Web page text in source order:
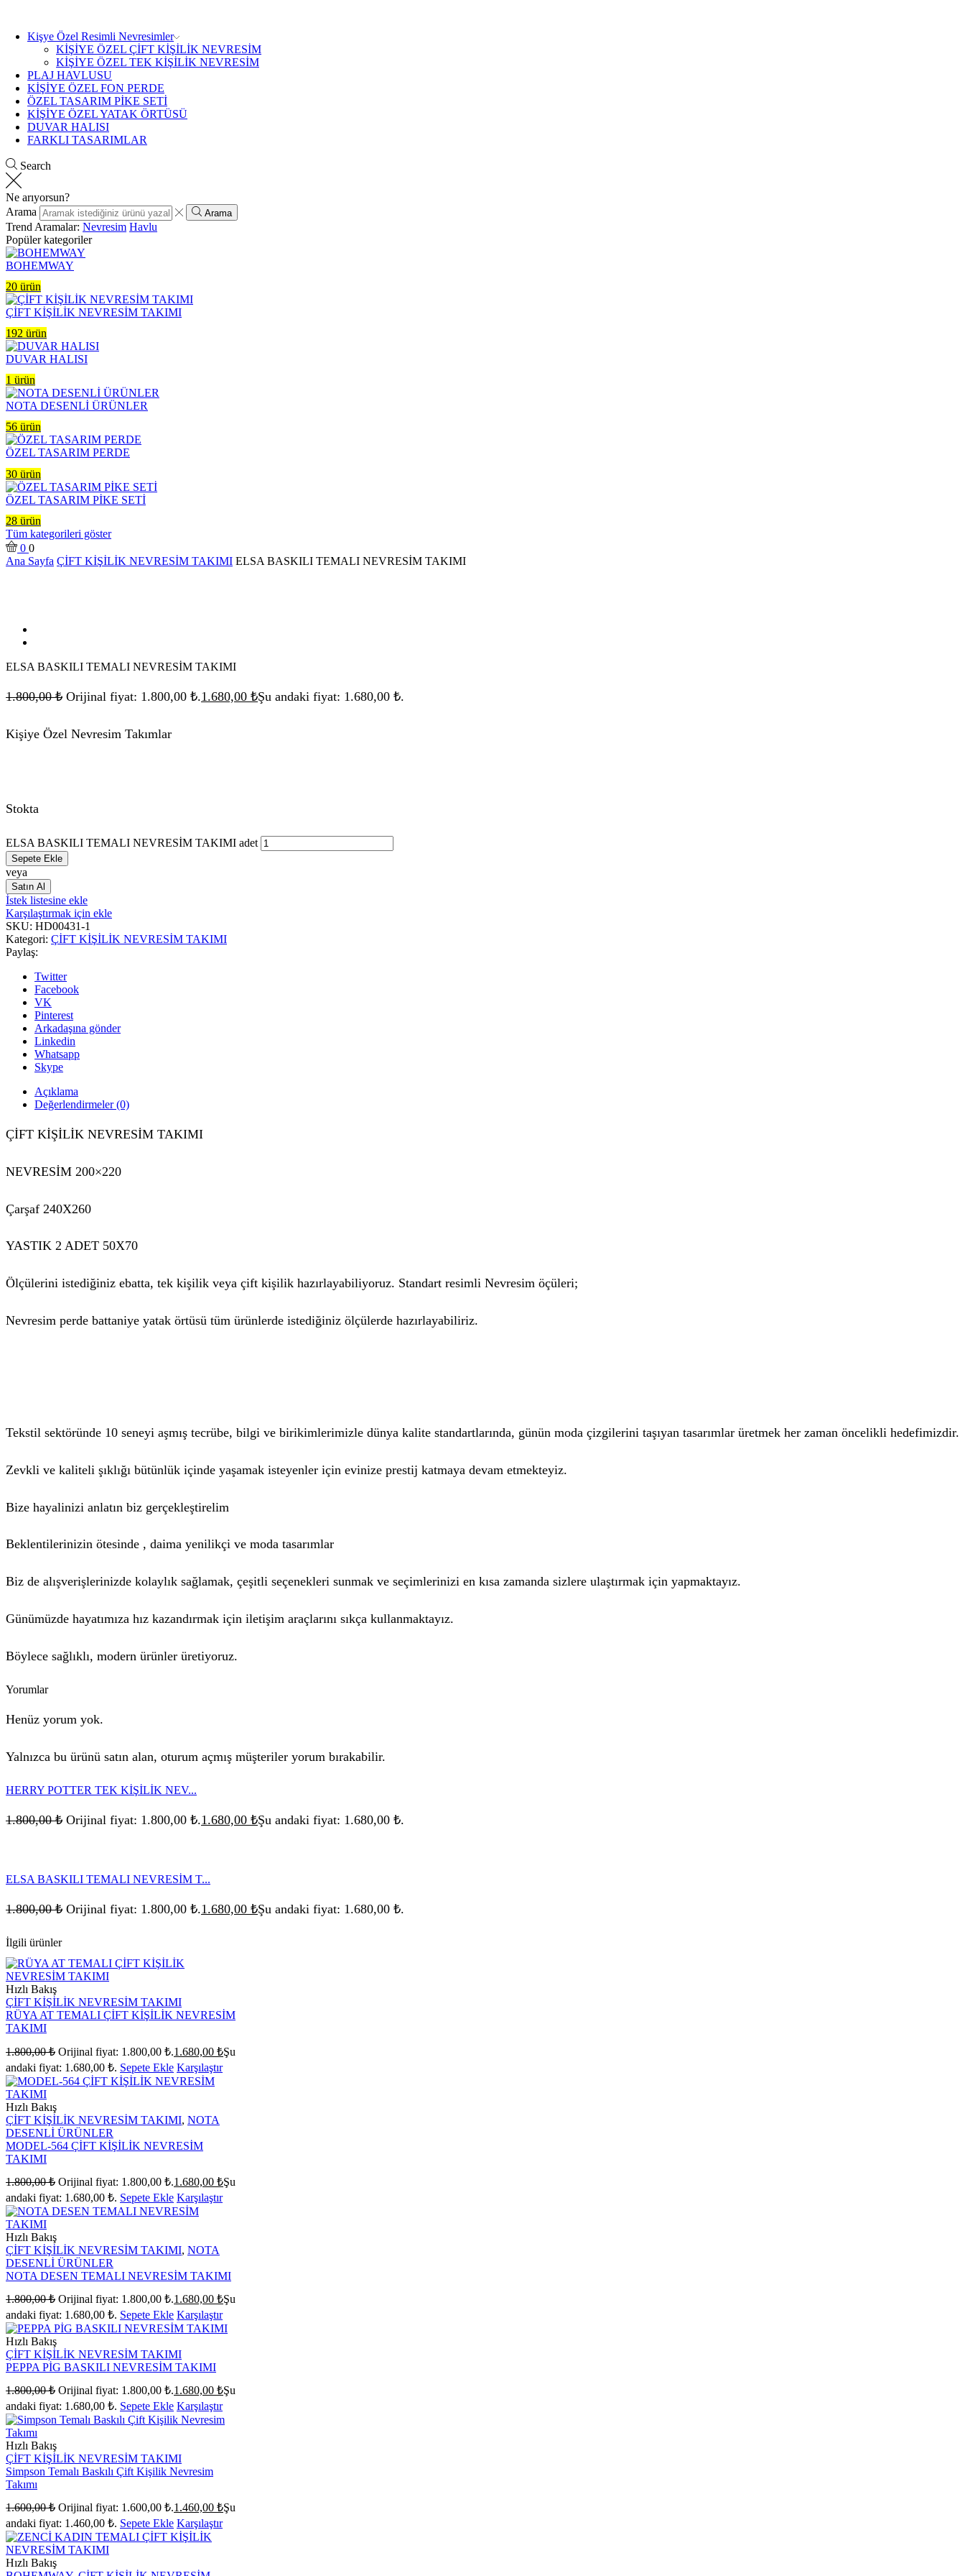
Kişye Özel Resimli Nevresimler
KİŞİYE ÖZEL ÇİFT KİŞİLİK NEVRESİM
KİŞİYE ÖZEL TEK KİŞİLİK NEVRESİM
PLAJ HAVLUSU
KİŞİYE ÖZEL FON PERDE
ÖZEL TASARIM PİKE SETİ
KİŞİYE ÖZEL YATAK ÖRTÜSÜ
DUVAR HALISI
FARKLI TASARIMLAR
Search
Ne arıyorsun?
Arama
Arama
Trend Aramalar: Nevresim Havlu
Popüler kategoriler
BOHEMWAY
20 ürün
ÇİFT KİŞİLİK NEVRESİM TAKIMI
192 ürün
DUVAR HALISI
1 ürün
NOTA DESENLİ ÜRÜNLER
56 ürün
ÖZEL TASARIM PERDE
30 ürün
ÖZEL TASARIM PİKE SETİ
28 ürün
Tüm kategorileri göster
0 0
Ana Sayfa ÇİFT KİŞİLİK NEVRESİM TAKIMI ELSA BASKILI TEMALI NEVRESİM TAKIMI
ELSA BASKILI TEMALI NEVRESİM TAKIMI
1.800,00₺ Orijinal fiyat: 1.800,00 ₺.1.680,00 ₺Şu andaki fiyat: 1.680,00 ₺.
Kişiye Özel Nevresim Takımlar
Stokta
ELSA BASKILI TEMALI NEVRESİM TAKIMI adet
Sepete Ekle
veya
Satın Al
İstek listesine ekle
Karşılaştırmak için ekle
SKU: HD00431-1
Kategori: ÇİFT KİŞİLİK NEVRESİM TAKIMI
Paylaş:
Twitter
Facebook
VK
Pinterest
Arkadaşına gönder
Linkedin
Whatsapp
Skype
Açıklama
Değerlendirmeler (0)
ÇİFT KİŞİLİK NEVRESİM TAKIMI
NEVRESİM 200×220
Çarşaf 240X260
YASTIK 2 ADET 50X70
Ölçülerini istediğiniz ebatta, tek kişilik veya çift kişilik hazırlayabiliyoruz. Standart resimli Nevresim öçüleri;
Nevresim perde battaniye yatak örtüsü tüm ürünlerde istediğiniz ölçülerde hazırlayabiliriz.
Tekstil sektöründe 10 seneyi aşmış tecrübe, bilgi ve birikimlerimizle dünya kalite standartlarında, günün moda çizgilerini taşıyan tasarımlar üretmek her zaman öncelikli hedefimizdir.
Zevkli ve kaliteli şıklığı bütünlük içinde yaşamak isteyenler için evinize prestij katmaya devam etmekteyiz.
Bize hayalinizi anlatın biz gerçekleştirelim
Beklentilerinizin ötesinde , daima yenilikçi ve moda tasarımlar
Biz de alışverişlerinizde kolaylık sağlamak, çeşitli seçenekleri sunmak ve seçimlerinizi en kısa zamanda sizlere ulaştırmak için yapmaktayız.
Günümüzde hayatımıza hız kazandırmak için iletişim araçlarını sıkça kullanmaktayız.
Böylece sağlıklı, modern ürünler üretiyoruz.
Yorumlar
Henüz yorum yok.
Yalnızca bu ürünü satın alan, oturum açmış müşteriler yorum bırakabilir.
HERRY POTTER TEK KİŞİLİK NEV...
1.800,00₺ Orijinal fiyat: 1.800,00 ₺.1.680,00 ₺Şu andaki fiyat: 1.680,00 ₺.
ELSA BASKILI TEMALI NEVRESİM T...
1.800,00₺ Orijinal fiyat: 1.800,00 ₺.1.680,00 ₺Şu andaki fiyat: 1.680,00 ₺.
İlgili ürünler
Hızlı Bakış
ÇİFT KİŞİLİK NEVRESİM TAKIMI
RÜYA AT TEMALI ÇİFT KİŞİLİK NEVRESİM
TAKIMI
1.800,00₺ Orijinal fiyat: 1.800,00 ₺.1.680,00 ₺Şu
andaki fiyat: 1.680,00 ₺. Sepete Ekle Karşılaştır
Hızlı Bakış
ÇİFT KİŞİLİK NEVRESİM TAKIMI, NOTA
DESENLİ ÜRÜNLER
MODEL-564 ÇİFT KİŞİLİK NEVRESİM
TAKIMI
1.800,00₺ Orijinal fiyat: 1.800,00 ₺.1.680,00 ₺Şu
andaki fiyat: 1.680,00 ₺. Sepete Ekle Karşılaştır
Hızlı Bakış
ÇİFT KİŞİLİK NEVRESİM TAKIMI, NOTA
DESENLİ ÜRÜNLER
NOTA DESEN TEMALI NEVRESİM TAKIMI
1.800,00₺ Orijinal fiyat: 1.800,00 ₺.1.680,00 ₺Şu
andaki fiyat: 1.680,00 ₺. Sepete Ekle Karşılaştır
Hızlı Bakış
ÇİFT KİŞİLİK NEVRESİM TAKIMI
PEPPA PİG BASKILI NEVRESİM TAKIMI
1.800,00₺ Orijinal fiyat: 1.800,00 ₺.1.680,00 ₺Şu
andaki fiyat: 1.680,00 ₺. Sepete Ekle Karşılaştır
Hızlı Bakış
ÇİFT KİŞİLİK NEVRESİM TAKIMI
Simpson Temalı Baskılı Çift Kişilik Nevresim
Takımı
1.600,00₺ Orijinal fiyat: 1.600,00 ₺.1.460,00 ₺Şu
andaki fiyat: 1.460,00 ₺. Sepete Ekle Karşılaştır
Hızlı Bakış